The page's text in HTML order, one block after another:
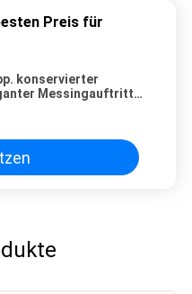
Preis für
konservierter
Messingauftritt